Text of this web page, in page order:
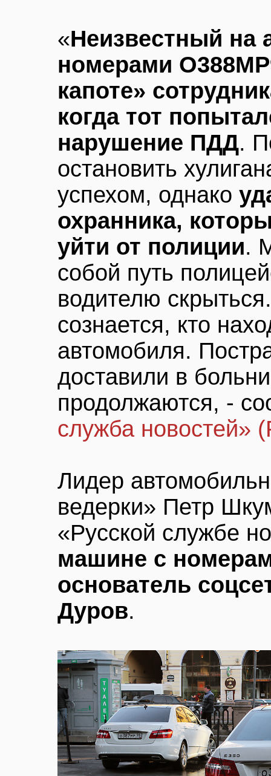
«Неизвестный на
номерами
капоте»
когда тот
нарушение ПДД.
остановить
успехом, однако
охранника,
уйти от полиции.
собой путь
водителю
сознается, кто
автомобиля.
доставили в
продолжаются, -
служба новостей»
Лидер
ведерки» Петр
«Русской службе
машине с
основатель
Дуров.